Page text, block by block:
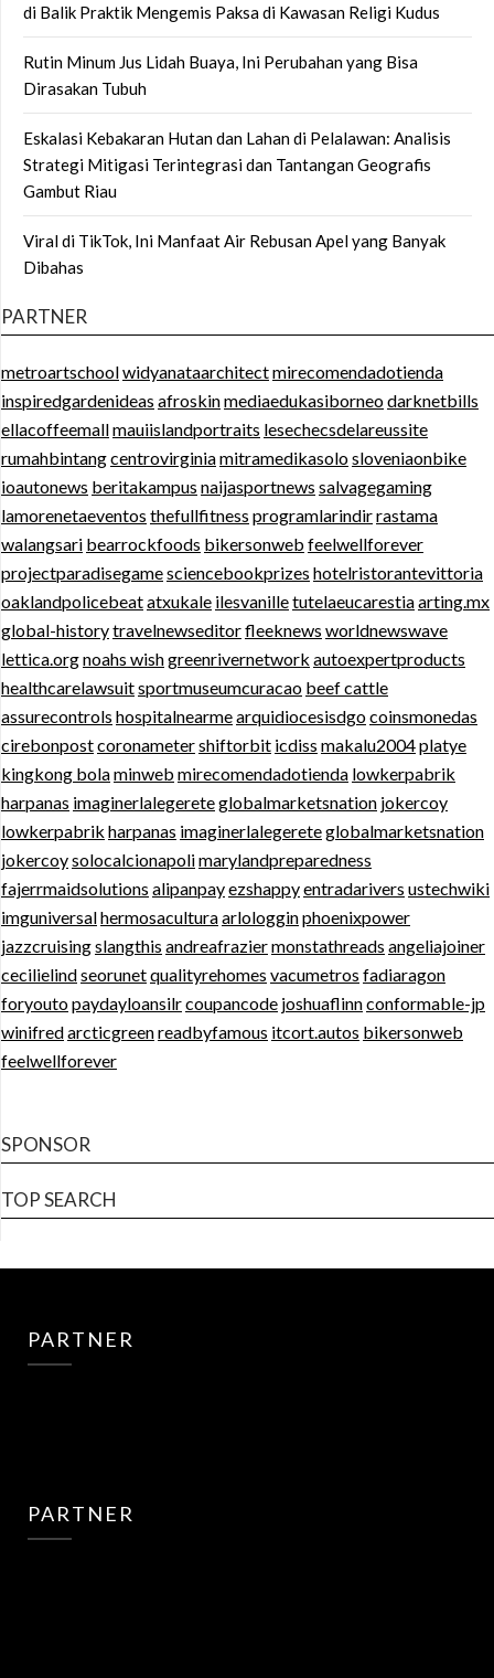
di Balik Praktik Mengemis Paksa di Kawasan Religi Kudus
Rutin Minum Jus Lidah Buaya, Ini Perubahan yang Bisa
Dirasakan Tubuh
Eskalasi Kebakaran Hutan dan Lahan di Pelalawan: Analisis
Strategi Mitigasi Terintegrasi dan Tantangan Geografis
Gambut Riau
Viral di TikTok, Ini Manfaat Air Rebusan Apel yang Banyak
Dibahas
PARTNER
metroartschoolwidyanataarchitectmirecomendadotienda
inspiredgardenideas afroskinmediaedukasiborneodarknetbills
ellacoffeemallmauiislandportraits lesechecsdelareussite
rumahbintangcentrovirginiamitramedikasolosloveniaonbike
ioautonews beritakampus naijasportnews salvagegaming
lamorenetaeventos thefullfitness programlarindirrastama
walangsari bearrockfoods bikersonweb feelwellforever
projectparadisegamesciencebookprizes hotelristorantevittoria
oaklandpolicebeatatxukale ilesvanilletutelaeucarestiaarting.mx
global-historytravelnewseditorfleeknews worldnewswave
lettica.orgnoahs wishgreenrivernetwork autoexpertproducts
healthcarelawsuitsportmuseumcuracao beef cattle
assurecontrols hospitalnearmearquidiocesisdgocoinsmonedas
cirebonpostcoronametershiftorbit icdiss makalu2004platye
kingkong bolaminweb mirecomendadotienda lowkerpabrik
harpanas imaginerlalegereteglobalmarketsnation jokercoy
lowkerpabrik harpanas imaginerlalegereteglobalmarketsnation
jokercoysolocalcionapolimarylandpreparedness
fajerrmaidsolutions alipanpayezshappyentradarivers ustechwiki
imguniversalhermosaculturaarlologginphoenixpower
jazzcruisingslangthis andreafraziermonstathreads angeliajoiner
cecilielindseorunetqualityrehomes vacumetros fadiaragon
foryoutopaydayloansilrcoupancode joshuaflinnconformable-jp
winifredarcticgreenreadbyfamous itcort.autos bikersonweb
feelwellforever
SPONSOR
TOP SEARCH
PARTNER
PARTNER